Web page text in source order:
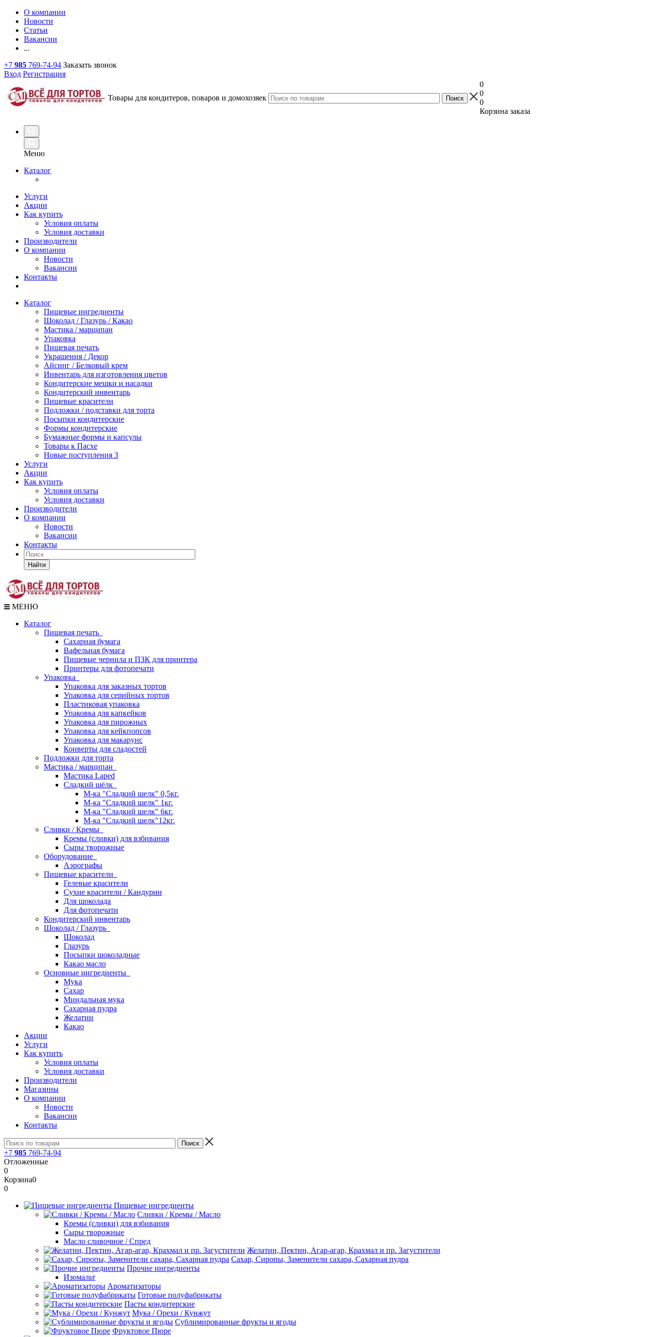
О компании
Новости
Статьи
Вакансии
...
+7 985 769-74-94 Заказать звонок
Вход Регистрация
Товары для кондитеров, поваров и домохозяек
0
0
0
Корзина заказа
Меню
Каталог
Услуги
Акции
Как купить
Условия оплаты
Условия доставки
Производители
О компании
Новости
Вакансии
Контакты
Каталог
Пищевые ингредиенты
Шоколад / Глазурь / Какао
Мастика / марципан
Упаковка
Пищевая печать
Украшения / Декор
Айсинг / Белковый крем
Инвентарь для изготовления цветов
Кондитерские мешки и насадки
Кондитерский инвентарь
Пищевые красители
Подложки / подставки для торта
Посыпки кондитерские
Формы кондитерские
Бумажные формы и капсулы
Товары к Пасхе
Новые поступления 3
Услуги
Акции
Как купить
Условия оплаты
Условия доставки
Производители
О компании
Новости
Вакансии
Контакты
Найти
МЕНЮ
Каталог
Пищевая печать
Сахарная бумага
Вафельная бумага
Пищевые чернила и ПЗК для принтера
Принтеры для фотопечати
Упаковка
Упаковка для заказных тортов
Упаковка для серийных тортов
Пластиковая упаковка
Упаковка для капкейков
Упаковка для пирожных
Упаковка для кейкпопсов
Упаковка для макарунс
Конверты для сладостей
Подложки для торта
Мастика / марципан
Мастика Laped
Сладкий шёлк
М-ка "Сладкий шелк" 0,5кг.
М-ка "Сладкий шелк" 1кг.
М-ка "Сладкий шелк" 6кг.
М-ка "Сладкий шелк"12кг.
Сливки / Кремы
Кремы (сливки) для взбивания
Сыры творожные
Оборудование
Аэрографы
Пищевые красители
Гелевые красители
Сухие красители / Кандурин
Для шоколада
Для фотопечати
Кондитерский инвентарь
Шоколад / Глазурь
Шоколад
Глазурь
Посыпки шоколадные
Какао масло
Основные ингредиенты
Мука
Сахар
Миндальная мука
Сахарная пудра
Желатин
Какао
Акции
Услуги
Как купить
Условия оплаты
Условия доставки
Производители
Магазины
О компании
Новости
Вакансии
Контакты
+7 985 769-74-94
Отложенные
0
Корзина0
0
Пищевые ингредиенты
Сливки / Кремы / Масло
Кремы (сливки) для взбивания
Сыры творожные
Масло сливочное / Спред
Желатин, Пектин, Агар-агар, Крахмал и пр. Загустители
Сахар, Сиропы, Заменители сахара, Сахарная пудра
Прочие ингредиенты
Изомальт
Ароматизаторы
Готовые полуфабрикаты
Пасты кондитерские
Мука / Орехи / Кунжут
Сублимированные фрукты и ягоды
Фруктовое Пюре